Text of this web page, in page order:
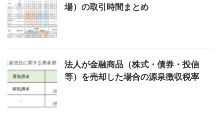
場）の取引時間まとめ
法人が金融商品（株式・債券・投信
等）を売却した場合の源泉徴収税率